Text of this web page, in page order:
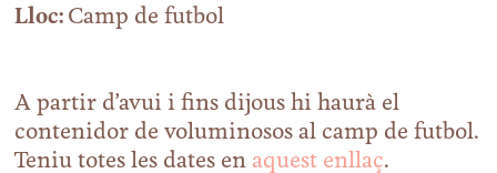
Lloc: Camp de futbol
A partir d’avui i fins dijous hi haurà el
contenidor de voluminosos al camp de futbol.
Teniu totes les dates enaquest enllaç.